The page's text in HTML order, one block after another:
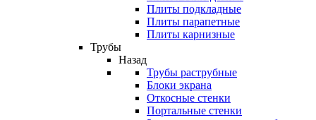
Плиты подкладные
Плиты парапетные
Плиты карнизные
Трубы
Назад
Трубы раструбные
Блоки экрана
Откосные стенки
Портальные стенки